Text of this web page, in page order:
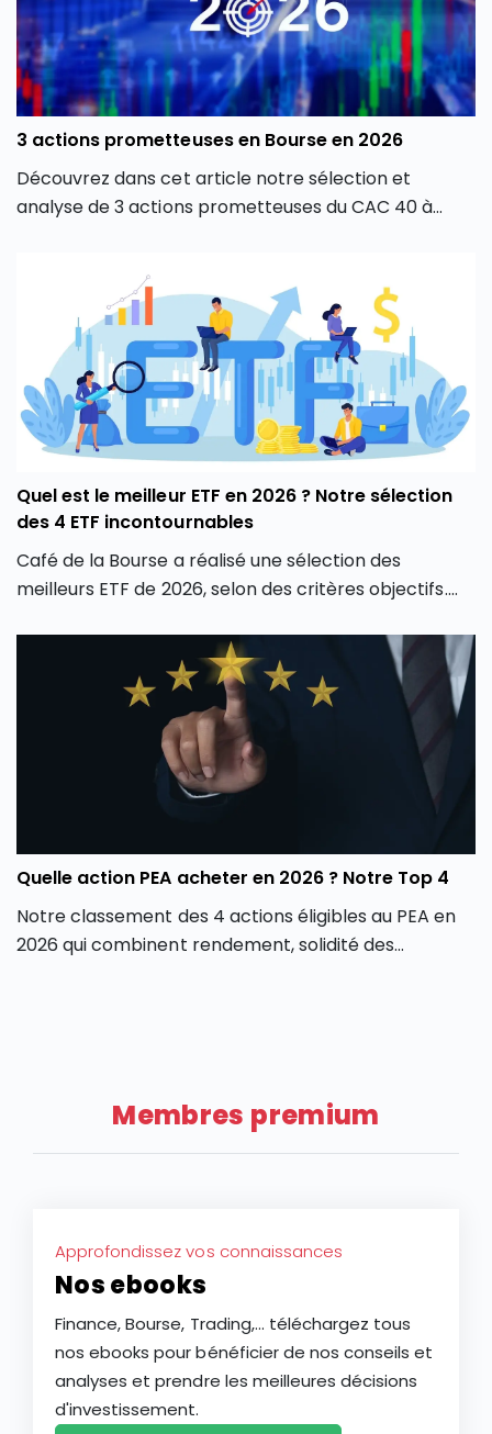
3 actions prometteuses en Bourse en 2026
Découvrez dans cet article notre sélection et
analyse de 3 actions prometteuses du CAC 40 à
Quel est le meilleur ETF en 2026 ? Notre sélection
des 4 ETF incontournables
Café de la Bourse a réalisé une sélection des
meilleurs ETF de 2026, selon des critères objectifs.
plus pertinents selon les thématiques dominantes
de l’année 2026.
Quelle action PEA acheter en 2026 ? Notre Top 4
Notre classement des 4 actions éligibles au PEA en
2026 qui combinent rendement, solidité des
Membres premium
Approfondissez vos connaissances
Nos ebooks
Finance, Bourse, Trading,... téléchargez tous
nos ebooks pour bénéficier de nos conseils et
analyses et prendre les meilleures décisions
d'investissement.